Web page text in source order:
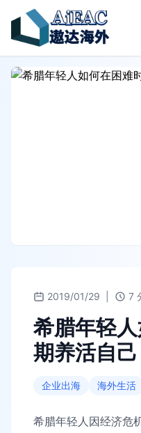
2019/01/29 7
希腊年轻
期养活自己
企业出海 海外生活
希腊年轻人因经济危